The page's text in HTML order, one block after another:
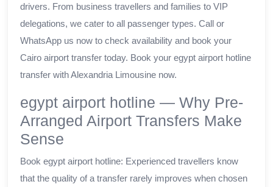
drivers. From business travellers and families to VIP
delegations, we cater to all passenger types. Call or
WhatsApp us now to check availability and book your
Cairo airport transfer today. Book your egypt airport hotline
transfer with Alexandria Limousine now.
egypt airport hotline — Why Pre-
Arranged Airport Transfers Make
Sense
Book egypt airport hotline: Experienced travellers know
that the quality of a transfer rarely improves when chosen